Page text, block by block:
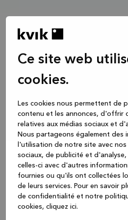
Ce site web
cookies.
Les cookies nous permettent de
contenu et les annonces, d'offrir
relatives aux médias sociaux et
Nous partageons également des
l'utilisation de notre site avec
sociaux, de publicité et
celles-ci avec d'autres
fournies ou qu'ils ont collectées
de leurs services. Pour en savoir
de confidentialité et notre
cookies, cliquez ici.